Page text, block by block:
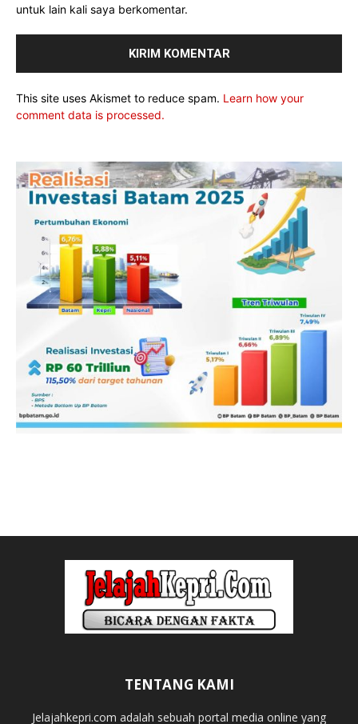
untuk lain kali saya berkomentar.
This site uses Akismet to reduce spam. Learn how your
comment data is processed.
TENTANG KAMI
Jelajahkepri.com adalah sebuah portal media online yang